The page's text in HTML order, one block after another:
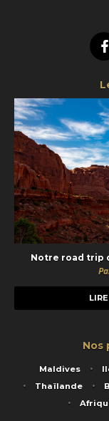
Notre road trip
Nos
Maldives
Thaïlande